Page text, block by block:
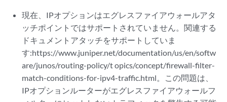
現在、IPオプションはエグレスファイアウォールアタ
ッチポイントではサポートされていません。関連する
ドキュメントアタッチをサポートしていま
す:https://www.juniper.net/documentation/us/en/softw
are/junos/routing-policy/t opics/concept/firewall-filter-
match-conditions-for-ipv4-traffic.html。この問題は、
IPオプションルーターがエグレスファイアウォールフ